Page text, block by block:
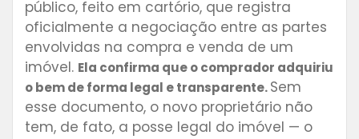
público, feito em cartório, que registra
oficialmente a negociação entre as partes
envolvidas na compra e venda de um
imóvel. Ela confirma que o comprador adquiriu
o bem de forma legal e transparente.Sem
esse documento, o novo proprietário não
tem, de fato, a posse legal do imóvel — o